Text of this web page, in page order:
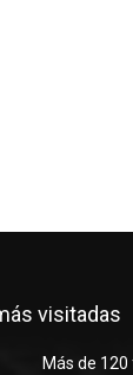
visitadas
Más de